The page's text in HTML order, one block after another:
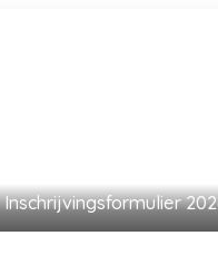
Inschrijvingsformulier